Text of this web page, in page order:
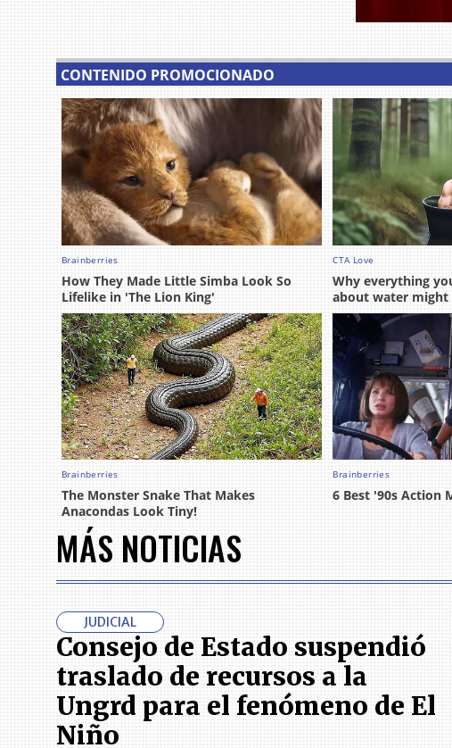
MÁS NOTICIAS
JUDICIAL
Consejo de Estado suspendió
traslado de recursos a la
Ungrd para el fenómeno de El
Niño